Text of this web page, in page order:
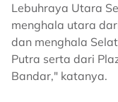
Lebuhraya Utara
menghala utara
dan menghala
Putra serta dari
Bandar," katanya.